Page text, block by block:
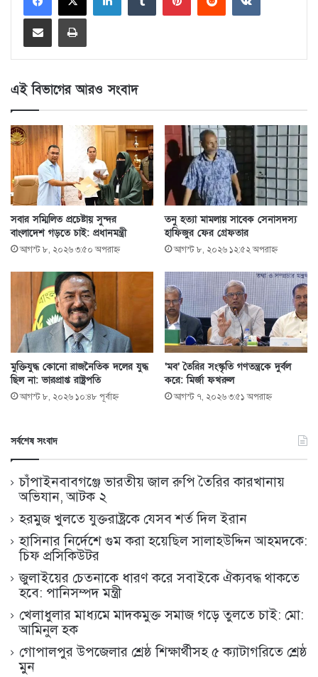
এই বিভাগের আরও সংবাদ
সবার সম্মিলিত প্রচেষ্টায় সুন্দর
বাংলাদেশ গড়তে চাই: প্রধানমন্ত্রী
আগস্ট ৮, ২০২৬ ৩:৫০ অপরাহ্ণ
তনু হত্যা মামলায় সাবেক সেনাসদস্য
হাফিজুর ফের গ্রেফতার
আগস্ট ৮, ২০২৬ ১২:৫২ অপরাহ্ণ
মুক্তিযুদ্ধ কোনো রাজনৈতিক দলের যুদ্ধ
ছিল না: ভারপ্রাপ্ত রাষ্ট্রপতি
আগস্ট ৮, ২০২৬ ১০:৪৮ পূর্বাহ্ণ
‘মব’ তৈরির সংস্কৃতি গণতন্ত্রকে দুর্বল
করে: মির্জা ফখরুল
আগস্ট ৭, ২০২৬ ৩:৫১ অপরাহ্ণ
সর্বশেষ সংবাদ
চাঁপাইনবাবগঞ্জে ভারতীয় জাল রুপি তৈরির কারখানায়
অভিযান, আটক ২
হরমুজ খুলতে যুক্তরাষ্ট্রকে যেসব শর্ত দিল ইরান
হাসিনার নির্দেশে গুম করা হয়েছিল সালাহউদ্দিন আহমদকে:
চিফ প্রসিকিউটর
জুলাইয়ের চেতনাকে ধারণ করে সবাইকে ঐক্যবদ্ধ থাকতে
হবে: পানিসম্পদ মন্ত্রী
খেলাধুলার মাধ্যমে মাদকমুক্ত সমাজ গড়ে তুলতে চাই: মো:
আমিনুল হক
গোপালপুর উপজেলার শ্রেষ্ঠ শিক্ষার্থীসহ ৫ ক্যাটাগরিতে শ্রেষ্ঠ
মুন